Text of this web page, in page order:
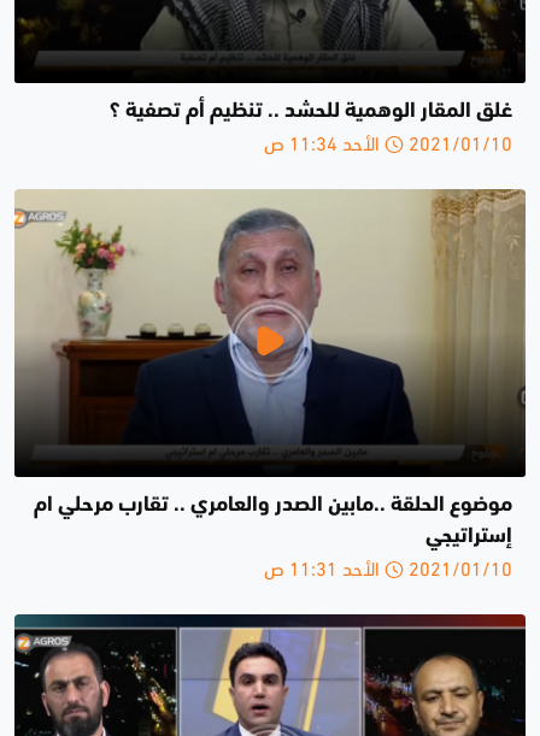
غلق المقار الوهمية للحشد .. تنظيم أم تصفية ؟
2021/01/10 الأحد 11:34 ص
موضوع الحلقة ..مابين الصدر والعامري .. تقارب مرحلي ام
إستراتيجي
2021/01/10 الأحد 11:31 ص